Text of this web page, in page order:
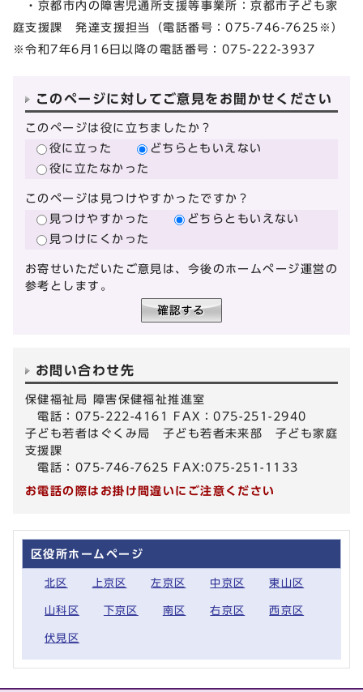
・京都市内の障害児通所支援等事業所：京都市子ども家
庭支援課 発達支援担当（電話番号：075-746-7625※）
※令和7年6月16日以降の電話番号：075-222-3937
このページに対してご意見をお聞かせください
このページは役に立ちましたか？
役に立った
どちらともいえない
役に立たなかった
このページは見つけやすかったですか？
見つけやすかった
どちらともいえない
見つけにくかった
お寄せいただいたご意見は、今後のホームページ運営の
参考とします。
お問い合わせ先
保健福祉局 障害保健福祉推進室
電話：075-222-4161 FAX：075-251-2940
子ども若者はぐくみ局 子ども若者未来部 子ども家庭
支援課
電話：075-746-7625 FAX:075-251-1133
お電話の際はお掛け間違いにご注意ください
区役所ホームページ
北区 上京区 左京区 中京区 東山区
山科区 下京区 南区 右京区 西京区
伏見区